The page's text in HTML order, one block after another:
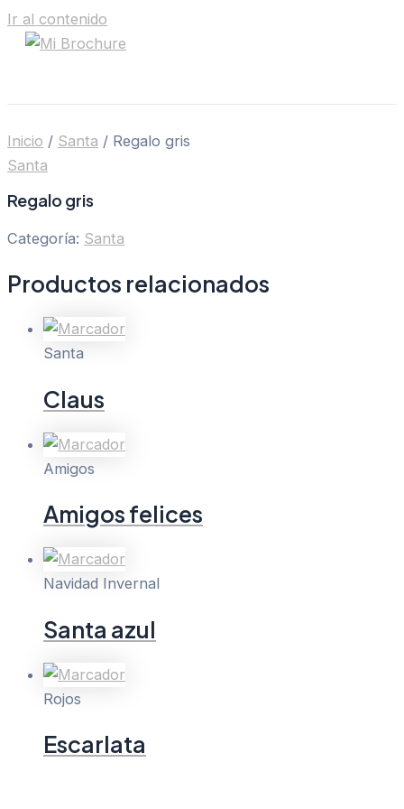
Ir al contenido
Inicio / Santa / Regalo gris
Santa
Regalo gris
Categoría: Santa
Productos relacionados
Santa
Claus
Amigos
Amigos felices
Navidad Invernal
Santa azul
Rojos
Escarlata